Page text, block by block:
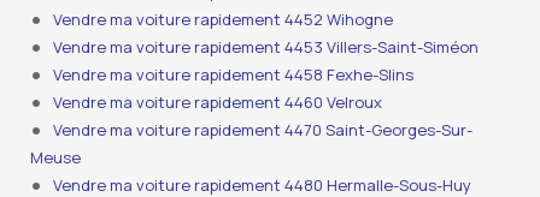
Vendre ma voiture rapidement 4452 Wihogne
Vendre ma voiture rapidement 4453 Villers-Saint-Siméon
Vendre ma voiture rapidement 4458 Fexhe-Slins
Vendre ma voiture rapidement 4460 Velroux
Vendre ma voiture rapidement 4470 Saint-Georges-Sur-
Meuse
Vendre ma voiture rapidement 4480 Hermalle-Sous-Huy